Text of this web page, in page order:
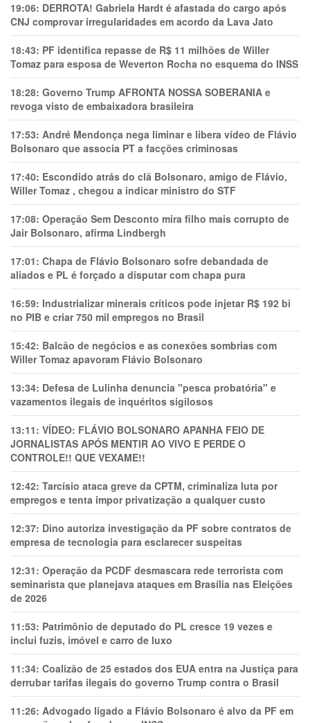
19:06: DERROTA! Gabriela Hardt é afastada do cargo após
CNJ comprovar irregularidades em acordo da Lava Jato
18:43: PF identifica repasse de R$ 11 milhões de Willer
Tomaz para esposa de Weverton Rocha no esquema do INSS
18:28: Governo Trump AFRONTA NOSSA SOBERANIA e
revoga visto de embaixadora brasileira
17:53: André Mendonça nega liminar e libera vídeo de Flávio
Bolsonaro que associa PT a facções criminosas
17:40: Escondido atrás do clã Bolsonaro, amigo de Flávio,
Willer Tomaz , chegou a indicar ministro do STF
17:08: Operação Sem Desconto mira filho mais corrupto de
Jair Bolsonaro, afirma Lindbergh
17:01: Chapa de Flávio Bolsonaro sofre debandada de
aliados e PL é forçado a disputar com chapa pura
16:59: Industrializar minerais críticos pode injetar R$ 192 bi
no PIB e criar 750 mil empregos no Brasil
15:42: Balcão de negócios e as conexões sombrias com
Willer Tomaz apavoram Flávio Bolsonaro
13:34: Defesa de Lulinha denuncia "pesca probatória" e
vazamentos ilegais de inquéritos sigilosos
13:11: VÍDEO: FLÁVIO BOLSONARO APANHA FEIO DE
JORNALISTAS APÓS MENTIR AO VIVO E PERDE O
CONTROLE!! QUE VEXAME!!
12:42: Tarcísio ataca greve da CPTM, criminaliza luta por
empregos e tenta impor privatização a qualquer custo
12:37: Dino autoriza investigação da PF sobre contratos de
empresa de tecnologia para esclarecer suspeitas
12:31: Operação da PCDF desmascara rede terrorista com
seminarista que planejava ataques em Brasília nas Eleições
de 2026
11:53: Patrimônio de deputado do PL cresce 19 vezes e
inclui fuzis, imóvel e carro de luxo
11:34: Coalizão de 25 estados dos EUA entra na Justiça para
derrubar tarifas ilegais do governo Trump contra o Brasil
11:26: Advogado ligado a Flávio Bolsonaro é alvo da PF em